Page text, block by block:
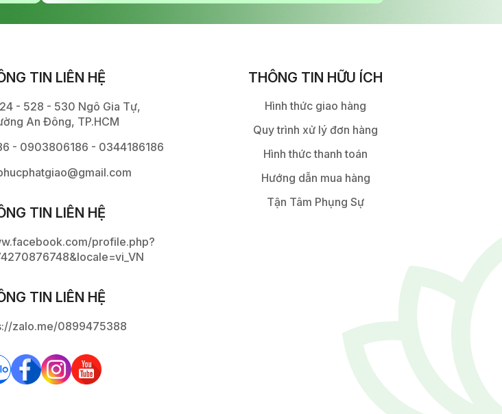
TIN LIÊN HỆ
- 528 - 530 Ngô Gia Tự,
An Đông, TP.HCM
- 0903806186 - 0344186186
TIN LIÊN HỆ
profile.php?
TIN LIÊN HỆ
zalo.me/0899475388
THÔNG TIN HỮU ÍCH
Hình thức giao hàng
Quy trình xử lý đơn hàng
Hình thức thanh toán
Hướng dẫn mua hàng
Tận Tâm Phụng Sự